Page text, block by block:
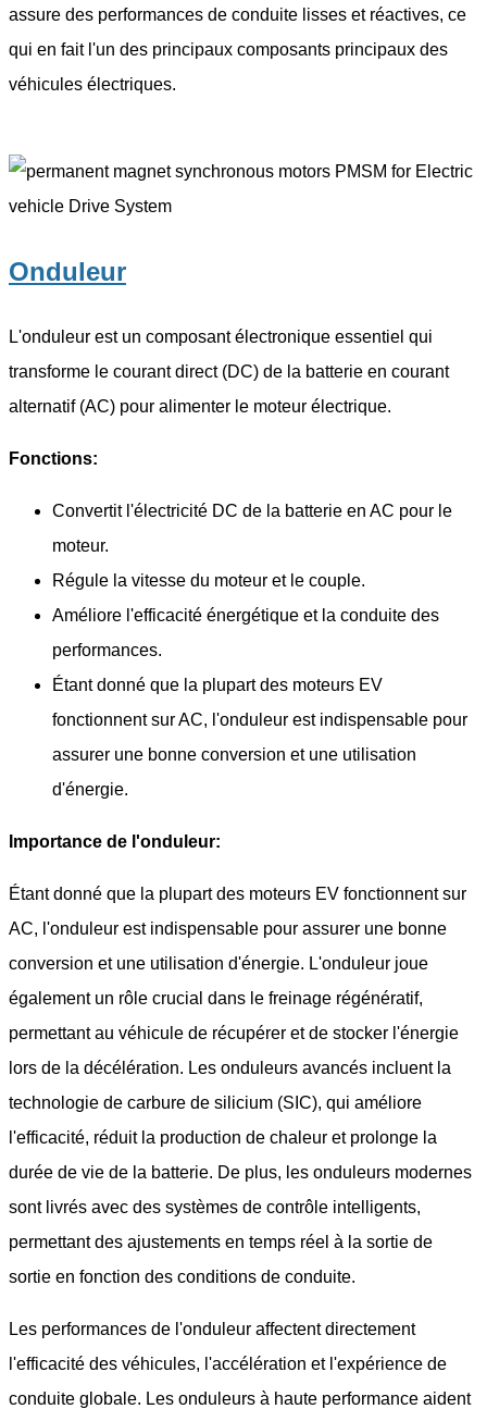
assure des performances de conduite lisses et réactives, ce
qui en fait l'un des principaux composants principaux des
véhicules électriques.
Onduleur
L'onduleur est un composant électronique essentiel qui
transforme le courant direct (DC) de la batterie en courant
alternatif (AC) pour alimenter le moteur électrique.
Fonctions:
Convertit l'électricité DC de la batterie en AC pour le
moteur.
Régule la vitesse du moteur et le couple.
Améliore l'efficacité énergétique et la conduite des
performances.
Étant donné que la plupart des moteurs EV
fonctionnent sur AC, l'onduleur est indispensable pour
assurer une bonne conversion et une utilisation
d'énergie.
Importance de l'onduleur:
Étant donné que la plupart des moteurs EV fonctionnent sur
AC, l'onduleur est indispensable pour assurer une bonne
conversion et une utilisation d'énergie. L'onduleur joue
également un rôle crucial dans le freinage régénératif,
permettant au véhicule de récupérer et de stocker l'énergie
lors de la décélération. Les onduleurs avancés incluent la
technologie de carbure de silicium (SIC), qui améliore
l'efficacité, réduit la production de chaleur et prolonge la
durée de vie de la batterie. De plus, les onduleurs modernes
sont livrés avec des systèmes de contrôle intelligents,
permettant des ajustements en temps réel à la sortie de
sortie en fonction des conditions de conduite.
Les performances de l'onduleur affectent directement
l'efficacité des véhicules, l'accélération et l'expérience de
conduite globale. Les onduleurs à haute performance aident